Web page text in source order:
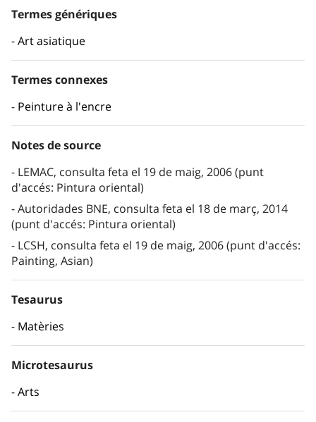
Termes génériques
Art asiatique
Termes connexes
Peinture à l'encre
Notes de source
LEMAC, consulta feta el 19 de maig, 2006 (punt
d'accés: Pintura oriental)
Autoridades BNE, consulta feta el 18 de març, 2014
(punt d'accés: Pintura oriental)
LCSH, consulta feta el 19 de maig, 2006 (punt d'accés:
Painting, Asian)
Tesaurus
Matèries
Microtesaurus
Arts